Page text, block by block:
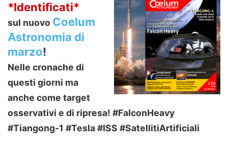
*Identificati*
sul nuovo Coelum
Astronomia di
marzo!
Nelle cronache di
questi giorni ma
anche come target
osservativi e di ripresa! #FalconHeavy
#Tiangong-1 #Tesla #ISS #SatellitiArtificiali